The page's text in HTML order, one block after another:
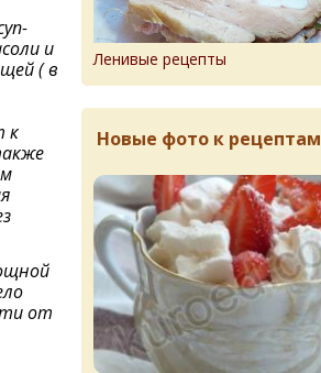
и
( в
к
от
Ленивые рецепты
Новые фото к рецептам